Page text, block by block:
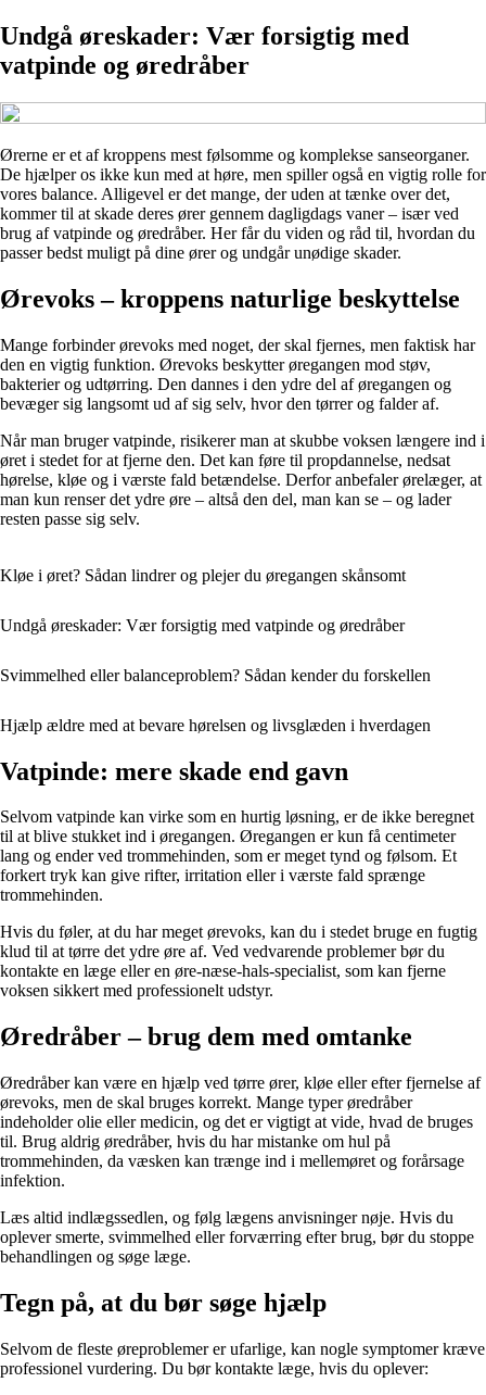
Undgå øreskader: Vær forsigtig med
vatpinde og øredråber
Ørerne er et af kroppens mest følsomme og komplekse sanseorganer.
De hjælper os ikke kun med at høre, men spiller også en vigtig rolle for
vores balance. Alligevel er det mange, der uden at tænke over det,
kommer til at skade deres ører gennem dagligdags vaner – især ved
brug af vatpinde og øredråber. Her får du viden og råd til, hvordan du
passer bedst muligt på dine ører og undgår unødige skader.
Ørevoks – kroppens naturlige beskyttelse
Mange forbinder ørevoks med noget, der skal fjernes, men faktisk har
den en vigtig funktion. Ørevoks beskytter øregangen mod støv,
bakterier og udtørring. Den dannes i den ydre del af øregangen og
bevæger sig langsomt ud af sig selv, hvor den tørrer og falder af.
Når man bruger vatpinde, risikerer man at skubbe voksen længere ind i
øret i stedet for at fjerne den. Det kan føre til propdannelse, nedsat
hørelse, kløe og i værste fald betændelse. Derfor anbefaler ørelæger, at
man kun renser det ydre øre – altså den del, man kan se – og lader
resten passe sig selv.
Kløe i øret? Sådan lindrer og plejer du øregangen skånsomt
Undgå øreskader: Vær forsigtig med vatpinde og øredråber
Svimmelhed eller balanceproblem? Sådan kender du forskellen
Hjælp ældre med at bevare hørelsen og livsglæden i hverdagen
Vatpinde: mere skade end gavn
Selvom vatpinde kan virke som en hurtig løsning, er de ikke beregnet
til at blive stukket ind i øregangen. Øregangen er kun få centimeter
lang og ender ved trommehinden, som er meget tynd og følsom. Et
forkert tryk kan give rifter, irritation eller i værste fald sprænge
trommehinden.
Hvis du føler, at du har meget ørevoks, kan du i stedet bruge en fugtig
klud til at tørre det ydre øre af. Ved vedvarende problemer bør du
kontakte en læge eller en øre-næse-hals-specialist, som kan fjerne
voksen sikkert med professionelt udstyr.
Øredråber – brug dem med omtanke
Øredråber kan være en hjælp ved tørre ører, kløe eller efter fjernelse af
ørevoks, men de skal bruges korrekt. Mange typer øredråber
indeholder olie eller medicin, og det er vigtigt at vide, hvad de bruges
til. Brug aldrig øredråber, hvis du har mistanke om hul på
trommehinden, da væsken kan trænge ind i mellemøret og forårsage
infektion.
Læs altid indlægssedlen, og følg lægens anvisninger nøje. Hvis du
oplever smerte, svimmelhed eller forværring efter brug, bør du stoppe
behandlingen og søge læge.
Tegn på, at du bør søge hjælp
Selvom de fleste øreproblemer er ufarlige, kan nogle symptomer kræve
professionel vurdering. Du bør kontakte læge, hvis du oplever: